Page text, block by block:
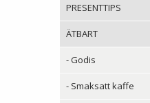
PRESENTTIPS
ÄTBART
- Godis
- Smaksatt kaffe